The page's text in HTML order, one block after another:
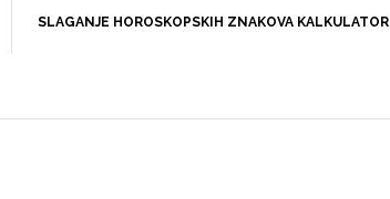
SLAGANJE HOROSKOPSKIH ZNAKOVA KALKULATOR